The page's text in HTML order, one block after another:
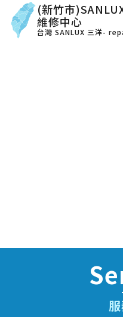
(新竹市
維修中心
台灣 SANLUX 三洋-